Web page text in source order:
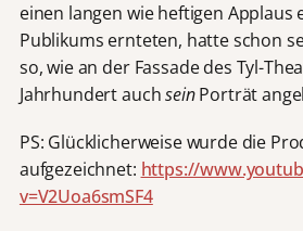
einen langen wie heftigen Applaus
Publikums ernteten, hatte schon
so, wie an der Fassade des Tyl-
Jahrhundert auchseinPorträt
PS: Glücklicherweise wurde die
aufgezeichnet: https://
v=V2Uoa6smSF4